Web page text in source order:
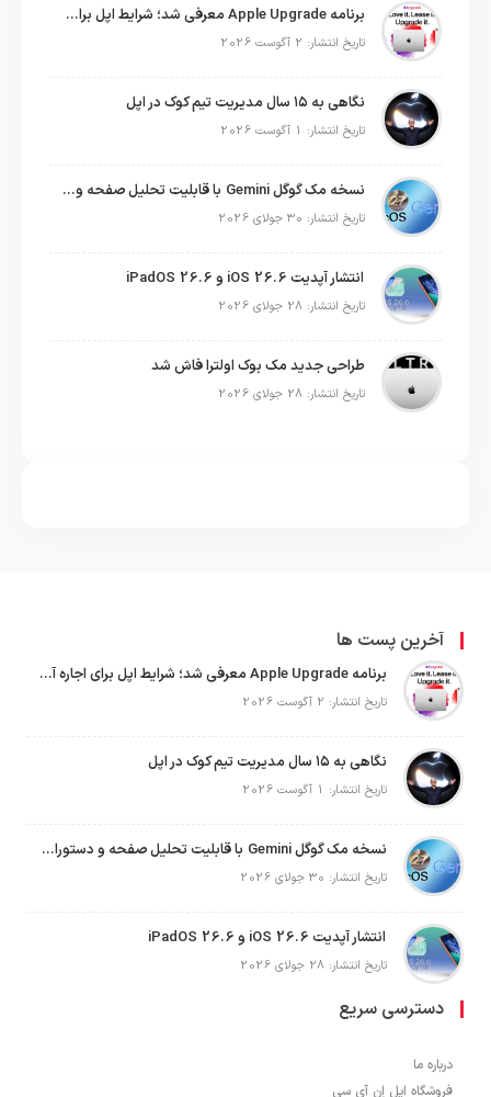
برنامه Apple Upgrade معرفی شد؛ شرایط اپل برای اجاره آیفون، آیپد، مک و اپل واچ
تاریخ انتشار: 2 آگوست 2026
نگاهی به ۱۵ سال مدیریت تیم کوک در اپل
تاریخ انتشار: 1 آگوست 2026
نسخه مک گوگل Gemini با قابلیت تحلیل صفحه و دستورات صوتی در به‌روزرسانی جدید
تاریخ انتشار: 30 جولای 2026
انتشار آپدیت iOS 26.6 و iPadOS 26.6
تاریخ انتشار: 28 جولای 2026
طراحی جدید مک بوک اولترا فاش شد
تاریخ انتشار: 28 جولای 2026
آخرین پست ها
برنامه Apple Upgrade معرفی شد؛ شرایط اپل برای اجاره آیفون، آیپد، مک و اپل واچ
تاریخ انتشار: 2 آگوست 2026
نگاهی به ۱۵ سال مدیریت تیم کوک در اپل
تاریخ انتشار: 1 آگوست 2026
نسخه مک گوگل Gemini با قابلیت تحلیل صفحه و دستورات صوتی در به‌روزرسانی جدید
تاریخ انتشار: 30 جولای 2026
انتشار آپدیت iOS 26.6 و iPadOS 26.6
تاریخ انتشار: 28 جولای 2026
دسترسی سریع
درباره ما
فروشگاه اپل اِن آی سی